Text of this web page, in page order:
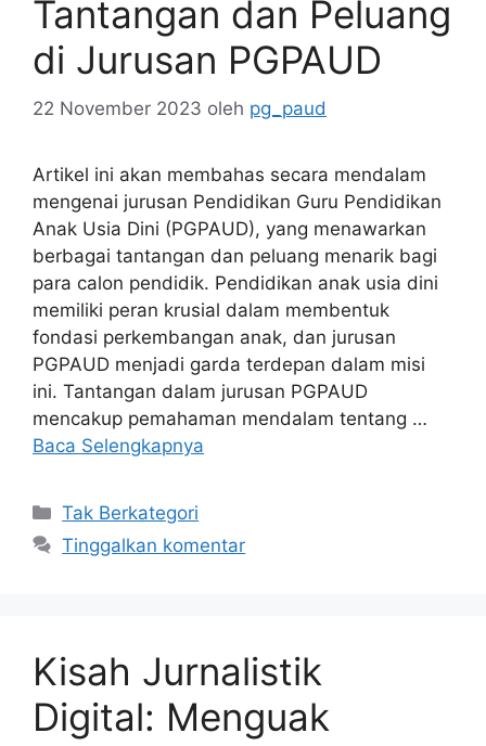
Tantangan dan Peluang
di Jurusan PGPAUD
22 November 2023 oleh pg_paud
Artikel ini akan membahas secara mendalam
mengenai jurusan Pendidikan Guru Pendidikan
Anak Usia Dini (PGPAUD), yang menawarkan
berbagai tantangan dan peluang menarik bagi
para calon pendidik. Pendidikan anak usia dini
memiliki peran krusial dalam membentuk
fondasi perkembangan anak, dan jurusan
PGPAUD menjadi garda terdepan dalam misi
ini. Tantangan dalam jurusan PGPAUD
mencakup pemahaman mendalam tentang …
Baca Selengkapnya
Kategori
Tak Berkategori
Tinggalkan komentar
Kisah Jurnalistik
Digital: Menguak